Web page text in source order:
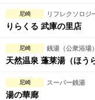
尼崎 リフレクソロジ
りらくる 武庫の里店
尼崎 銭湯（公衆浴場）
天然温泉 蓬莱湯（ほう
尼崎 スーパー銭湯
湯の華廊